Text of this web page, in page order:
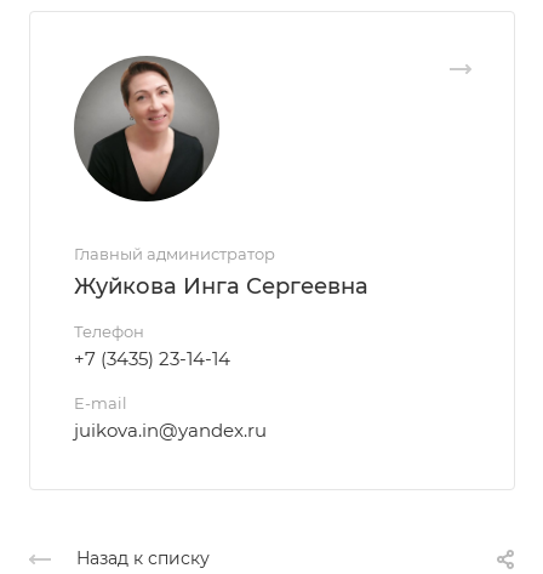
Главный администратор
Жуйкова Инга Сергеевна
Телефон
+7 (3435) 23-14-14
E-mail
juikova.in@yandex.ru
Назад к списку